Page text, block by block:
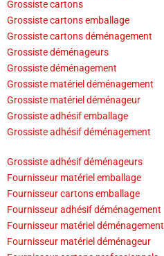
Grossiste cartons
Grossiste cartons emballage
Grossiste cartons déménagement
Grossiste déménageurs
Grossiste déménagement
Grossiste matériel déménagement
Grossiste matériel déménageur
Grossiste adhésif emballage
Grossiste adhésif déménagement
Grossiste adhésif déménageurs
Fournisseur matériel emballage
Fournisseur cartons emballage
Fournisseur adhésif déménagement
Fournisseur matériel déménagement
Fournisseur matériel déménageur